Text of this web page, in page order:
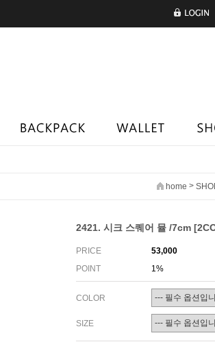
home >
2421. 시크 스퀘어 뮬 /7cm
PRICE
53,000
POINT
1%
COLOR
SIZE